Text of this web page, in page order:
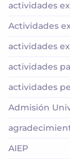
actividades
Actividades
actividades
actividades
actividades
Admisión
AIEP